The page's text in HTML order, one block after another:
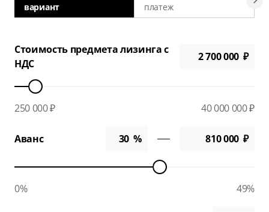
вариант
платеж
Стоимость предмета лизинга с
НДС
250 000 ₽ 40 000 000 ₽
Аванс
0% 49%